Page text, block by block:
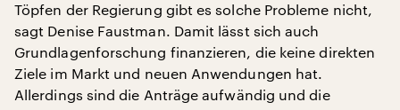
Töpfen der Regierung gibt es solche Probleme nicht,
sagt Denise Faustman. Damit lässt sich auch
Grundlagenforschung finanzieren, die keine direkten
Ziele im Markt und neuen Anwendungen hat.
Allerdings sind die Anträge aufwändig und die